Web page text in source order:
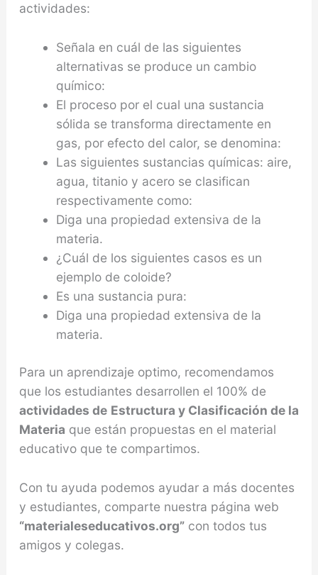
actividades:
Señala en cuál de las siguientes
alternativas se produce un cambio
químico:
El proceso por el cual una sustancia
sólida se transforma directamente en
gas, por efecto del calor, se denomina:
Las siguientes sustancias químicas: aire,
agua, titanio y acero se clasifican
respectivamente como:
Diga una propiedad extensiva de la
materia.
¿Cuál de los siguientes casos es un
ejemplo de coloide?
Es una sustancia pura:
Diga una propiedad extensiva de la
materia.
Para un aprendizaje optimo, recomendamos
que los estudiantes desarrollen el 100% de
actividades de Estructura y Clasificación de la
Materia que están propuestas en el material
educativo que te compartimos.
Con tu ayuda podemos ayudar a más docentes
y estudiantes, comparte nuestra página web
“materialeseducativos.org”con todos tus
amigos y colegas.